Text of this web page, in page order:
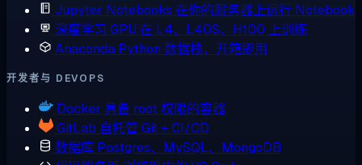
Jupyter Notebooks 在你的服务器上运行 Notebook
深度学习 GPU 在 L4、L40S、H100 上训练
Anaconda Python 数据栈，开箱即用
开发者与 DEVOPS
Docker 具备 root 权限的容器
GitLab 自托管 Git + CI/CD
数据库 Postgres、MySQL、MongoDB